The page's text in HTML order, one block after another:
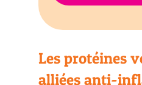
Les protéines
alliées anti-